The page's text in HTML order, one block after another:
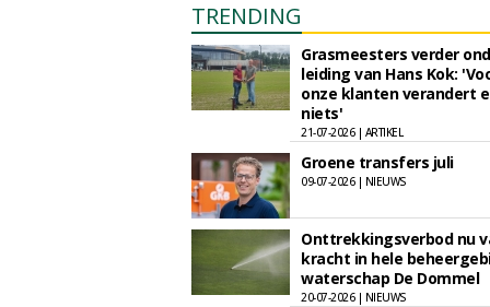
TRENDING
Grasmeesters verder
leiding van Hans Kok:
onze klanten verandert
niets'
21-07-2026 | ARTIKEL
Groene transfers juli
09-07-2026 | NIEUWS
Onttrekkingsverbod nu
kracht in hele
waterschap De Dommel
20-07-2026 | NIEUWS